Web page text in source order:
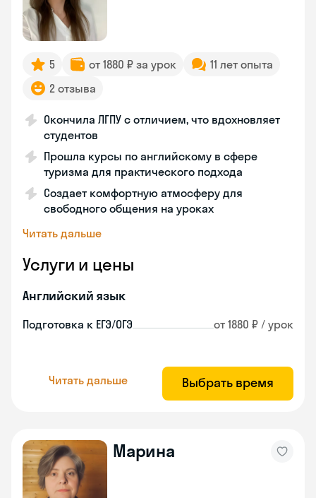
5 от 1880 ₽ за урок
11 лет опыта
2 отзыва
Окончила ЛГПУ с отличием, что вдохновляет
студентов
Прошла курсы по английскому в сфере
туризма для практического подхода
Создает комфортную атмосферу для
свободного общения на уроках
Читать дальше
Услуги и цены
Английский язык
Подготовка к ЕГЭ/ОГЭ от 1880 ₽ / урок
Читать дальше Выбрать время
Марина